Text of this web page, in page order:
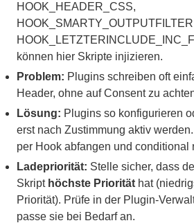
HOOK_HEADER_CSS,
können hier Skripte injizieren.
Problem: Plugins schreiben oft
Header, ohne auf Consent zu
Lösung: Plugins so konfigurieren
erst nach Zustimmung aktiv
per Hook abfangen und conditional
Ladepriorität: Stelle sicher, dass
Skript höchste Priorität hat
Priorität). Prüfe in der Plugin-
passe sie bei Bedarf an.